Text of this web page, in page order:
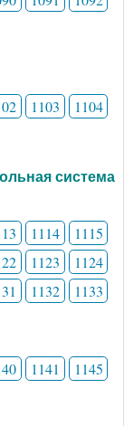
1103
1104
система
1114
1115
1123
1124
1132 1133
1141
1145